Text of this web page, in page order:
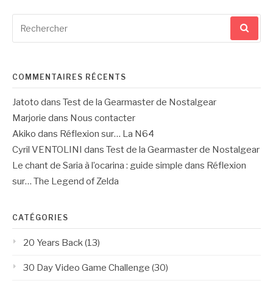
pour
COMMENTAIRES RÉCENTS
Jatoto dans Test de la Gearmaster de Nostalgear
Marjorie dans Nous contacter
Akiko dans Réflexion sur… La N64
Cyril VENTOLINI dans Test de la Gearmaster de Nostalgear
Le chant de Saria à l’ocarina : guide simple dans Réflexion
sur… The Legend of Zelda
CATÉGORIES
20 Years Back(13)
30 Day Video Game Challenge (30)